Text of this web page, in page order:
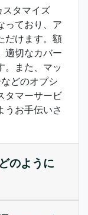
スタマイズ
っており、ア
だけます。額
適切なカバー
。また、マッ
どのオプシ
タマーサービ
うお手伝いさ
のように